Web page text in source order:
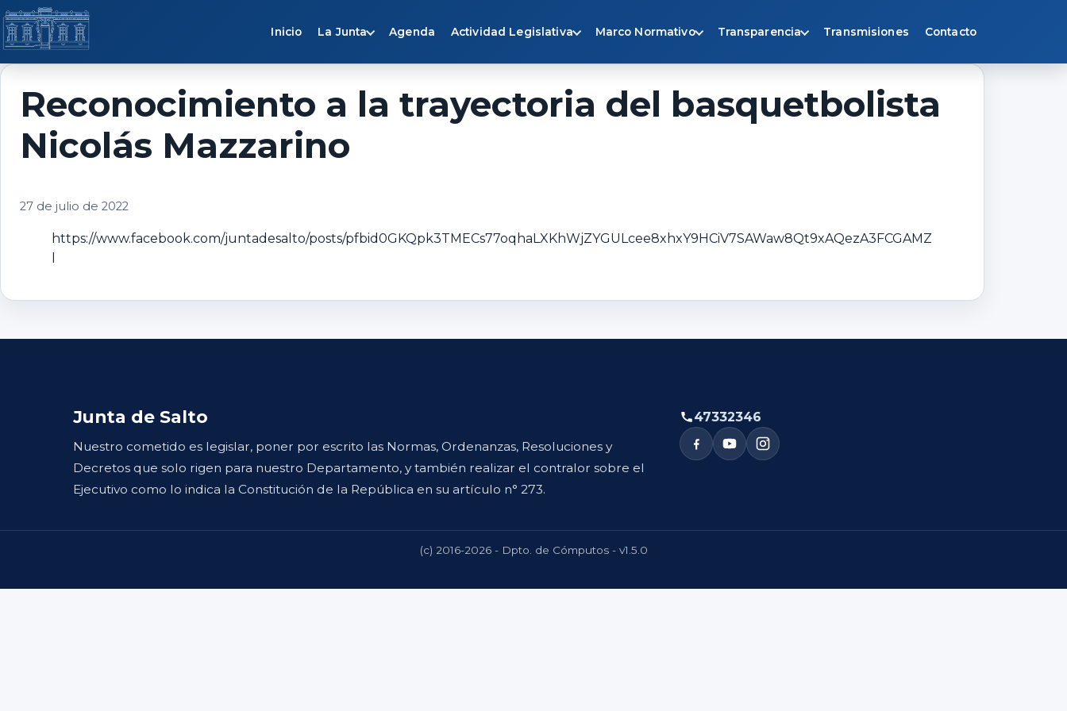
Saltar al contenido
Inicio La Junta Agenda Actividad Legislativa Marco Normativo Transparencia Transmisiones Contacto
Reconocimiento a la trayectoria del basquetbolista
Nicolás Mazzarino
27 de julio de 2022
https://www.facebook.com/juntadesalto/posts/pfbid0GKQpk3TMECs77oqhaLXKhWjZYGULcee8xhxY9HCiV7SAWaw8Qt9xAQezA3FCGAMZ
Junta de Salto
Nuestro cometido es legislar, poner por escrito las Normas, Ordenanzas, Resoluciones y
Decretos que solo rigen para nuestro Departamento, y también realizar el contralor sobre el
Ejecutivo como lo indica la Constitución de la República en su artículo n° 273.
47332346
(c) 2016-2026 - Dpto. de Cómputos - v1.5.0